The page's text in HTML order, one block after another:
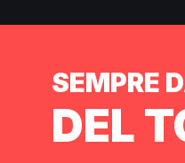
SEMPRE
DEL